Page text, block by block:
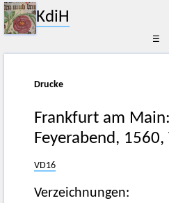
KdiH
☰
Drucke
Frankfurt am
Feyerabend,
VD16
Verzeichnungen: